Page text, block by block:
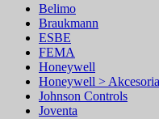
Belimo
Braukmann
ESBE
FEMA
Honeywell
Honeywell > Akcesoria
Johnson Controls
Joventa